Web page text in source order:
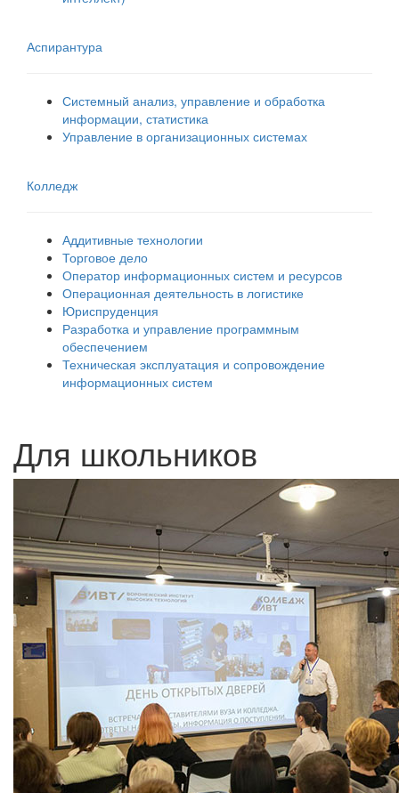
Аспирантура
Системный анализ, управление и обработка
информации, статистика
Управление в организационных системах
Колледж
Аддитивные технологии
Торговое дело
Оператор информационных систем и ресурсов
Операционная деятельность в логистике
Юриспруденция
Разработка и управление программным
обеспечением
Техническая эксплуатация и сопровождение
информационных систем
Для школьников